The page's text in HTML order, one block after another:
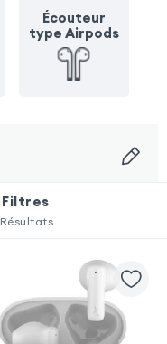
Écouteur
type Airpods
Filtres
Résultats